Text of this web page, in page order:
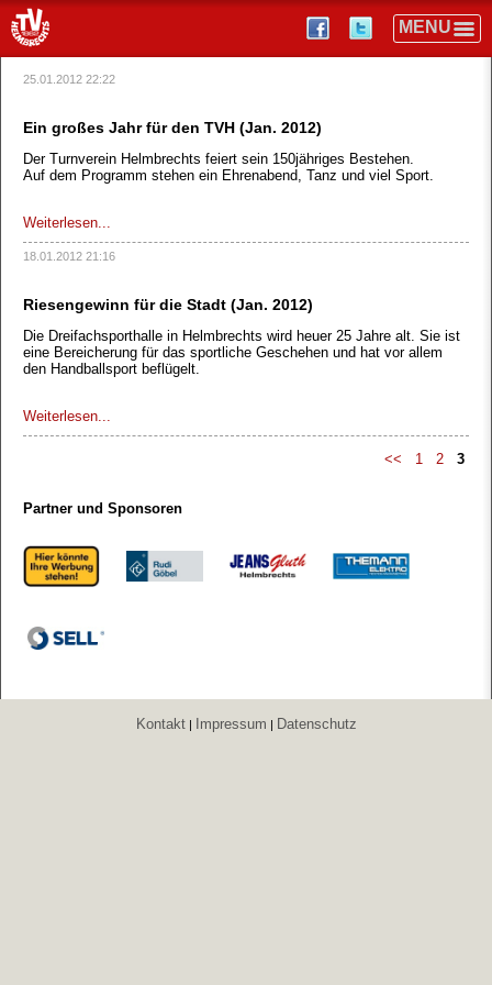
25.01.2012 22:22
Ein großes Jahr für den TVH (Jan. 2012)
Der Turnverein Helmbrechts feiert sein 150jähriges Bestehen.
Auf dem Programm stehen ein Ehrenabend, Tanz und viel Sport.
Weiterlesen...
18.01.2012 21:16
Riesengewinn für die Stadt (Jan. 2012)
Die Dreifachsporthalle in Helmbrechts wird heuer 25 Jahre alt. Sie ist
eine Bereicherung für das sportliche Geschehen und hat vor allem
den Handballsport beflügelt.
Weiterlesen...
<< 1 2 3
Partner und Sponsoren
Kontakt| Impressum | Datenschutz